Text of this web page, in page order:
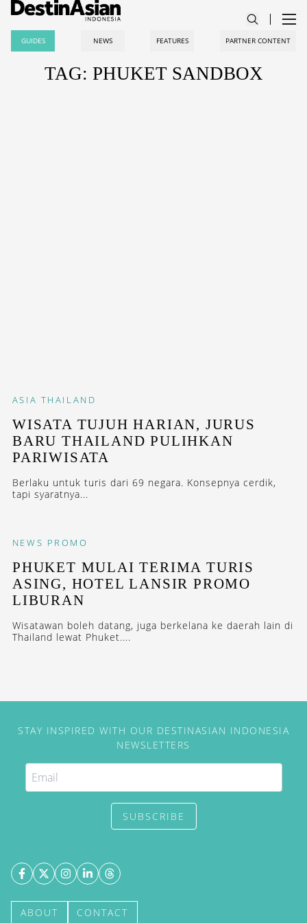
GUIDES NEWS FEATURES PARTNER CONTENT
TAG: PHUKET SANDBOX
ASIA THAILAND
WISATA TUJUH HARIAN, JURUS
BARU THAILAND PULIHKAN
PARIWISATA
Berlaku untuk turis dari 69 negara. Konsepnya cerdik,
tapi syaratnya...
NEWS PROMO
PHUKET MULAI TERIMA TURIS
ASING, HOTEL LANSIR PROMO
LIBURAN
Wisatawan boleh datang, juga berkelana ke daerah lain di
Thailand lewat Phuket....
STAY INSPIRED WITH OUR DESTINASIAN INDONESIA
NEWSLETTERS
SUBSCRIBE
ABOUT CONTACT